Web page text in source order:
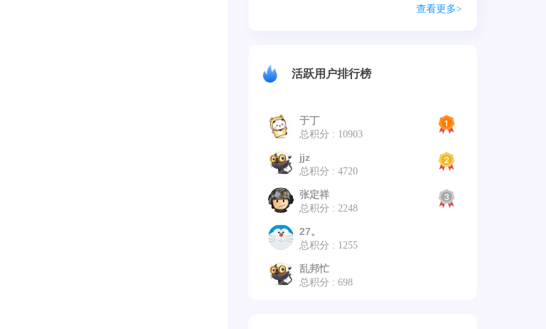
查看更多>
活跃用户排行榜
于丁
总积分 : 10903
jjz
总积分 : 4720
张定祥
总积分 : 2248
27。
总积分 : 1255
乱邦忙
总积分 : 698